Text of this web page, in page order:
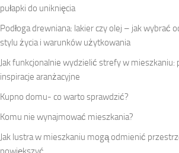
pułapki do uniknięcia
Podłoga drewniana: lakier czy olej – jak wybrać
stylu życia i warunków użytkowania
Jak funkcjonalnie wydzielić strefy w mieszkaniu:
inspiracje aranżacyjne
Kupno domu- co warto sprawdzić?
Komu nie wynajmować mieszkania?
Jak lustra w mieszkaniu mogą odmienić